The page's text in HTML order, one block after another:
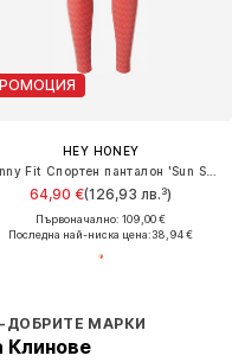
HEY HONEY
64,90 €(126,93 лв.³)
Първоначално: 109,00 €
Последна най-ниска цена:38,94 €
ДОБРИТЕ МАРКИ
Клинове